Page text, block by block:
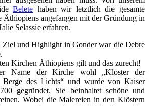
Belete haben wir letztlich die gesamte
Äthiopiens angefangen mit der Gründung in
Selassie erfahren.
Ziel und Highlight in Gonder war die Debre
Kirchen Äthiopiens gilt und das zurecht!
Name der Kirche wohl „Kloster der
des Lichts“ und wurde von Kaiser
gegründet. Sie beinhaltet schöne und
Wobei die Malereien in den Klöstern